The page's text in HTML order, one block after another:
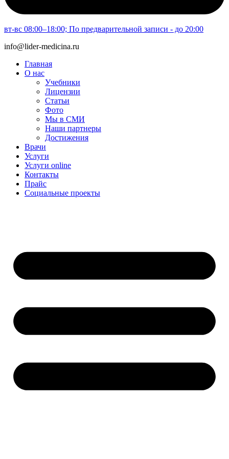
вт-вс 08:00–18:00; По предварительной записи - до 20:00
info@lider-medicina.ru
Главная
О нас
Учебники
Лицензии
Статьи
Фото
Мы в СМИ
Наши партнеры
Достижения
Врачи
Услуги
Услуги online
Контакты
Прайс
Социальные проекты